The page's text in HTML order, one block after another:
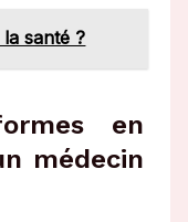
santé ?
en
médecin